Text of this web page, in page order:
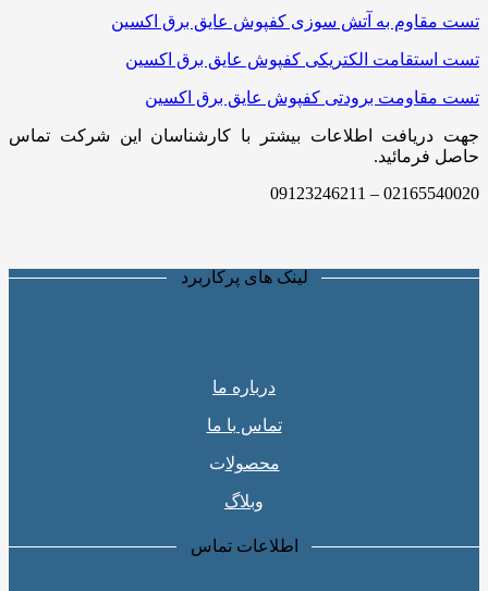
تست مقاوم به آتش سوزی کفپوش عایق برق اکسین
تست استقامت الکتریکی کفپوش عایق برق اکسین
تست مقاومت برودتی کفپوش عایق برق اکسین
جهت دریافت اطلاعات بیشتر با کارشناسان این شرکت تماس
حاصل فرمائید.
02165540020 – 09123246211
لینک های پرکاربرد
درباره ما
تماس با ما
محصولات
وبلاگ
اطلاعات تماس